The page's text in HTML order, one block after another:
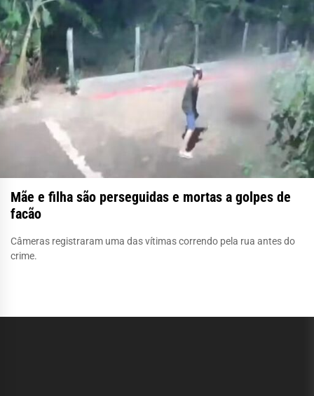
Mãe e filha são perseguidas e mortas a golpes de
facão
Câmeras registraram uma das vítimas correndo pela rua antes do
crime.